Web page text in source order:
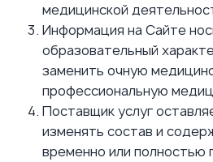
медицинской
Информация на Сайте
образовательный
заменить очную
профессиональную
Поставщик услуг
изменять состав и
временно или полностью